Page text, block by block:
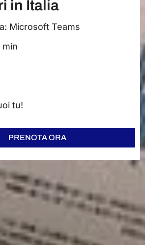
in Italia
Microsoft Teams
min
tu!
PRENOTA ORA